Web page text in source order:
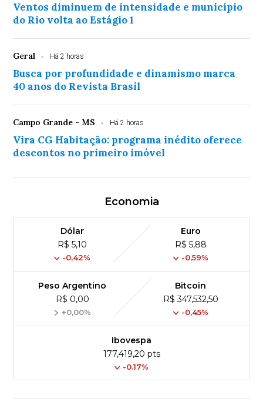
Ventos diminuem de intensidade e município
do Rio volta ao Estágio 1
Geral Há 2 horas
Busca por profundidade e dinamismo marca
40 anos do Revista Brasil
Campo Grande - MS Há 2 horas
Vira CG Habitação: programa inédito oferece
descontos no primeiro imóvel
Economia
Dólar
R$ 5,10
-0,42%
Euro
R$ 5,88
-0,59%
Peso Argentino
R$ 0,00
+0,00%
Bitcoin
R$ 347,532,50
-0,45%
Ibovespa
177,419,20 pts
-0.17%